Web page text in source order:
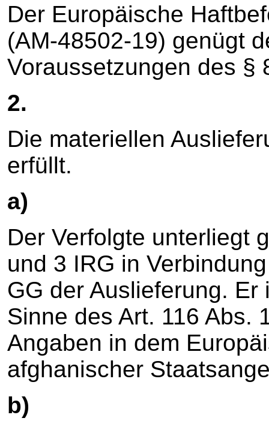
Der Europäische
(AM-48502-19) genügt
Voraussetzungen des §
2.
Die materiellen
erfüllt.
a)
Der Verfolgte unterliegt
und 3 IRG in
GG der Auslieferung.
Sinne des Art. 116 Abs.
Angaben in dem
afghanischer
b)